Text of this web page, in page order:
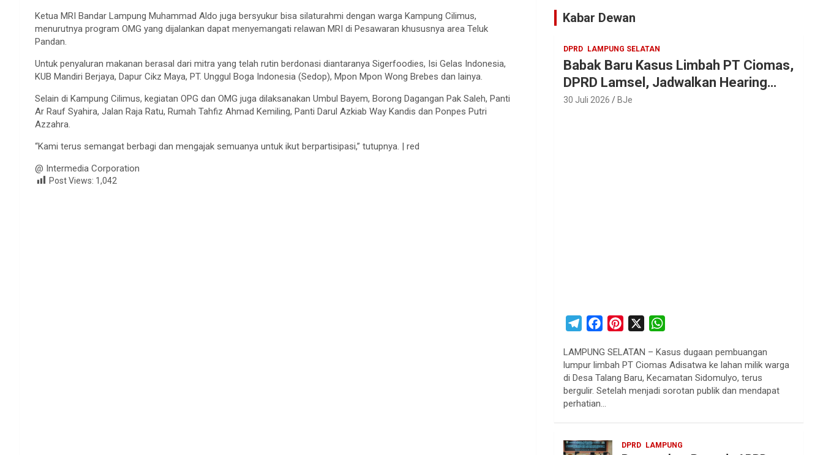
Ketua MRI Bandar Lampung Muhammad Aldo juga bersyukur bisa silaturahmi dengan warga Kampung Cilimus,
menurutnya program OMG yang dijalankan dapat menyemangati relawan MRI di Pesawaran khususnya area Teluk
Pandan.
Untuk penyaluran makanan berasal dari mitra yang telah rutin berdonasi diantaranya Sigerfoodies, Isi Gelas Indonesia,
KUB Mandiri Berjaya, Dapur Cikz Maya, PT. Unggul Boga Indonesia (Sedop), Mpon Mpon Wong Brebes dan lainya.
Selain di Kampung Cilimus, kegiatan OPG dan OMG juga dilaksanakan Umbul Bayem, Borong Dagangan Pak Saleh, Panti
Ar Rauf Syahira, Jalan Raja Ratu, Rumah Tahfiz Ahmad Kemiling, Panti Darul Azkiab Way Kandis dan Ponpes Putri
Azzahra.
“Kami terus semangat berbagi dan mengajak semuanya untuk ikut berpartisipasi,” tutupnya. | red
@ Intermedia Corporation
Post Views: 1,042
Kabar Dewan
DPRD LAMPUNG SELATAN
Babak Baru Kasus Limbah PT Ciomas,
DPRD Lamsel, Jadwalkan Hearing
Seluruh Vendor
30 Juli 2026 BJe
l
e
g
r
c
e
b
n
e
t
a
t
s
LAMPUNG SELATAN – Kasus dugaan pembuangan
lumpur limbah PT Ciomas Adisatwa ke lahan milik warga
di Desa Talang Baru, Kecamatan Sidomulyo, terus
bergulir. Setelah menjadi sorotan publik dan mendapat
perhatian…
DPRD LAMPUNG